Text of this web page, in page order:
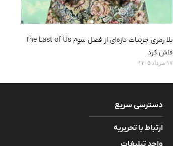
بلا رمزی جزئیات تازه‌ای از فصل سوم The Last of Us
فاش کرد
۱۷ مرداد ۱۴۰۵
دسترسی سریع
ارتباط با تحریریه